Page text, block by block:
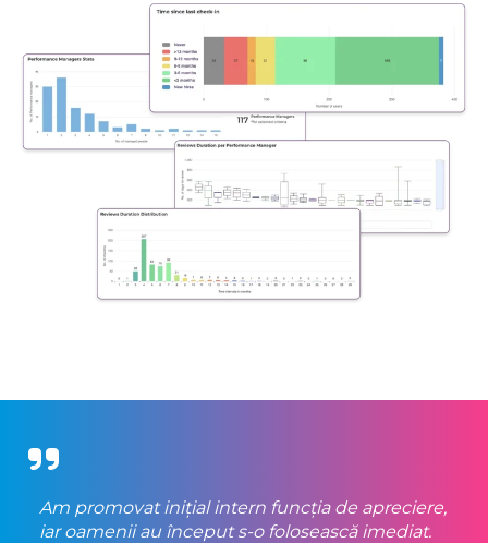
Am promovat inițial intern funcția de apreciere,
iar oamenii au început s-o folosească imediat.